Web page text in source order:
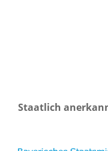
Staatlich